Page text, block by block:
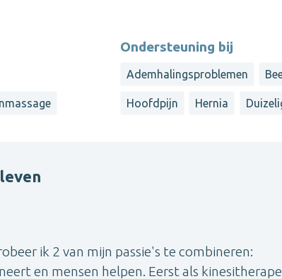
Ondersteuning bij
Ademhalingsproblemen
Hoofdpijn Hernia
ik 2 van mijn passie's te combineren:
en mensen helpen. Eerst als